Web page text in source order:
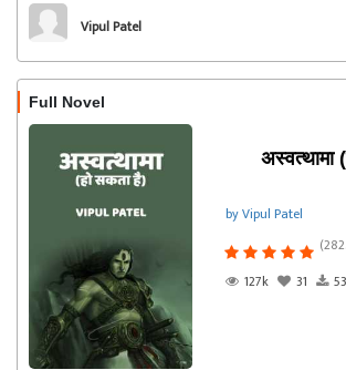
Vipul Patel
Full Novel
अस्वत्थामा
by Vipul Patel
127k
31